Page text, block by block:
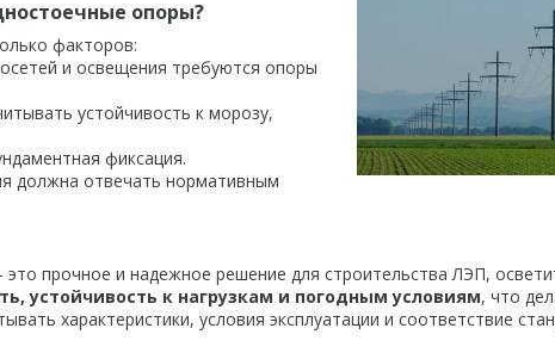
опоры?
факторов:
и освещения требуются опоры
устойчивость к морозу,
фиксация.
должна отвечать нормативным
это прочное и надежное решение для строительства ЛЭП,
устойчивость к нагрузкам и погодным условиям, что
характеристики, условия эксплуатации и соответствие